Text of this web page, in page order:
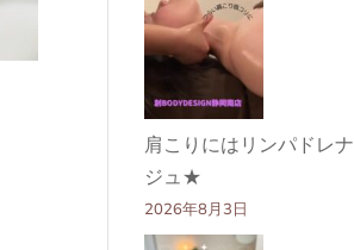
肩こりにはリンパドレ
ジュ★
2026年8月3日